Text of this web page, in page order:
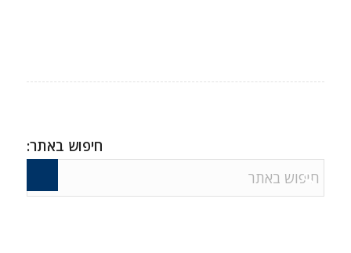
חיפוש באתר: